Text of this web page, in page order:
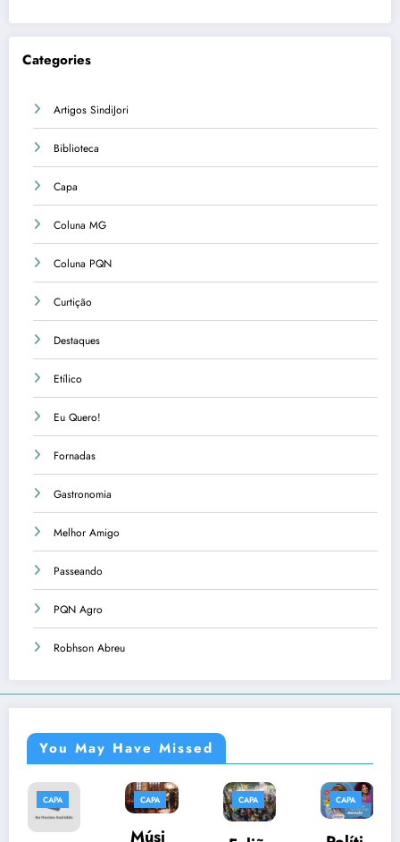
Categories
Artigos SindiJori
Biblioteca
Capa
Coluna MG
Coluna PQN
Curtição
Destaques
Etílico
Eu Quero!
Fornadas
Gastronomia
Melhor Amigo
Passeando
PQN Agro
Robhson Abreu
You May Have Missed
CAPA
Músi
CAPA CAPA CAPA
Nova